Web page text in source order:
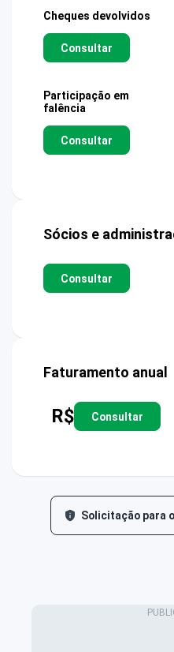
Cheques devolvidos
Consultar
Participação em
falência
Consultar
Sócios e
Consultar
Faturamento anual
R$ Consultar
Solicitação para